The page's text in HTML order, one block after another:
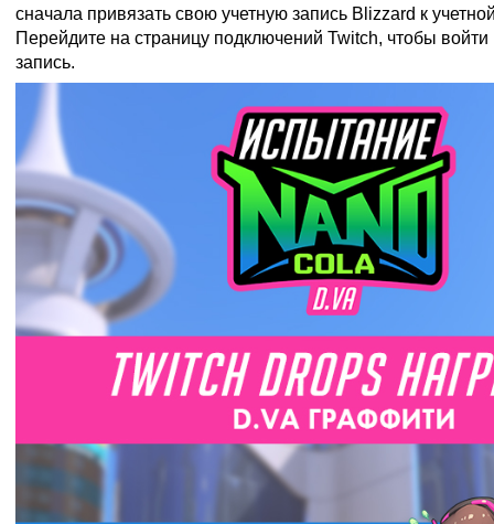
сначала привязать свою учетную запись Blizzard к
Перейдите на страницу подключений Twitch, чтобы войти
запись.